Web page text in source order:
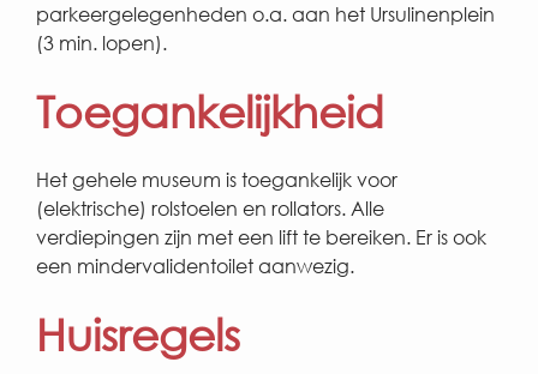
parkeergelegenheden o.a. aan het Ursulinenplein
(3 min. lopen).
Toegankelijkheid
Het gehele museum is toegankelijk voor
(elektrische) rolstoelen en rollators. Alle
verdiepingen zijn met een lift te bereiken. Er is ook
een mindervalidentoilet aanwezig.
Huisregels